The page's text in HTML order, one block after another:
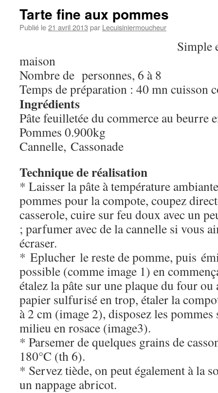
Tarte fine aux pommes
Publié le21 avril 2013 par Lecuisiniermoucheur
Simple
maison
Nombre de personnes, 6 à 8
Temps de préparation : 40 mn cuisson
Ingrédients
Pâte feuilletée du commerce au beurre
Pommes 0.900kg
Cannelle, Cassonade
Technique de réalisation
* Laisser la pâte à température
pommes pour la compote, coupez
casserole, cuire sur feu doux avec un
; parfumer avec de la cannelle si vous
écraser.
* Eplucher le reste de pomme, puis
possible (comme image 1) en
étalez la pâte sur une plaque du four ou
papier sulfurisé en trop, étaler la
à 2 cm (image 2), disposez les
milieu en rosace (image3).
* Parsemer de quelques grains de
180°C (th 6).
* Servez tiède, on peut également à la
un nappage abricot.